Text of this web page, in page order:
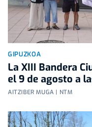
GIPUZKOA
La XIII Bandera
el 9 de agosto a
AITZIBER MUGA | NTM